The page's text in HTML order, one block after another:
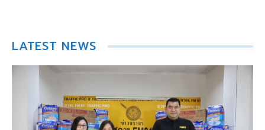
LATEST NEWS